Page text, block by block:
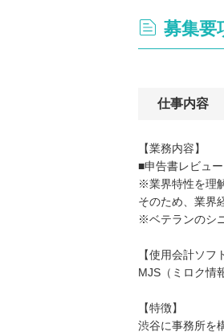
募集要
仕事内容
【業務内容】
■申告書レビュ
※業界特性を理
そのため、業界
※ベテランのシ
【使用会計ソフ
MJS（ミロク情
【特徴】
渋谷に事務所を